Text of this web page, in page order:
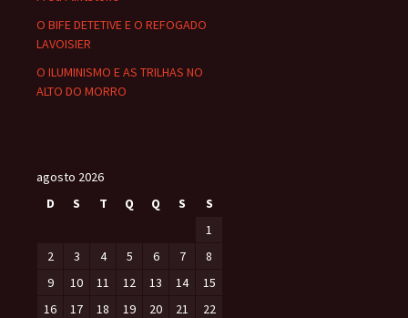
O BIFE DETETIVE E O REFOGADO
LAVOISIER
O ILUMINISMO E AS TRILHAS NO
ALTO DO MORRO
agosto 2026
D
S T Q Q S
S
1
2
3 4 5 6 7
8
9
10 11 12 13 14
15
16
17 18 19 20 21
22